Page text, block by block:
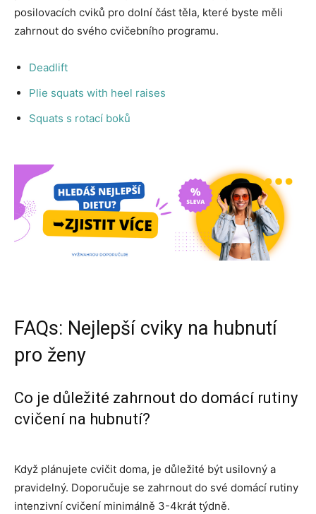
posilovacích cviků pro dolní část těla, které byste měli
zahrnout do svého cvičebního programu.
Deadlift
Plie squats with heel raises
Squats s rotací boků
FAQs: Nejlepší cviky na hubnutí
pro ženy
Co je důležité zahrnout do domácí rutiny
cvičení na hubnutí?
Když plánujete cvičit doma, je důležité být usilovný a
pravidelný. Doporučuje se zahrnout do své domácí rutiny
intenzivní cvičení minimálně 3-4krát týdně.